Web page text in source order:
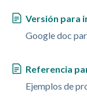
Versión para
Google doc
Referencia
Ejemplos de